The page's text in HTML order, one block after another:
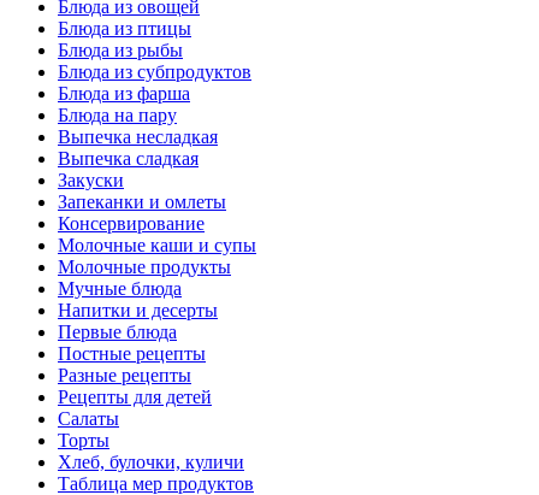
Блюда из овощей
Блюда из птицы
Блюда из рыбы
Блюда из субпродуктов
Блюда из фарша
Блюда на пару
Выпечка несладкая
Выпечка сладкая
Закуски
Запеканки и омлеты
Консервирование
Молочные каши и супы
Молочные продукты
Мучные блюда
Напитки и десерты
Первые блюда
Постные рецепты
Разные рецепты
Рецепты для детей
Салаты
Торты
Хлеб, булочки, куличи
Таблица мер продуктов